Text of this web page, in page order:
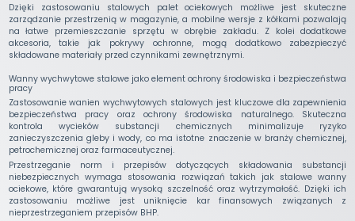
Dzięki zastosowaniu stalowych palet ociekowych możliwe jest skuteczne
zarządzanie przestrzenią w magazynie, a mobilne wersje z kółkami pozwalają
na łatwe przemieszczanie sprzętu w obrębie zakładu. Z kolei dodatkowe
akcesoria, takie jak pokrywy ochronne, mogą dodatkowo zabezpieczyć
składowane materiały przed czynnikami zewnętrznymi.
Wanny wychwytowe stalowe jako element ochrony środowiska i bezpieczeństwa
pracy
Zastosowanie wanien wychwytowych stalowych jest kluczowe dla zapewnienia
bezpieczeństwa pracy oraz ochrony środowiska naturalnego. Skuteczna
kontrola wycieków substancji chemicznych minimalizuje ryzyko
zanieczyszczenia gleby i wody, co ma istotne znaczenie w branży chemicznej,
petrochemicznej oraz farmaceutycznej.
Przestrzeganie norm i przepisów dotyczących składowania substancji
niebezpiecznych wymaga stosowania rozwiązań takich jak stalowe wanny
ociekowe, które gwarantują wysoką szczelność oraz wytrzymałość. Dzięki ich
zastosowaniu możliwe jest uniknięcie kar finansowych związanych z
nieprzestrzeganiem przepisów BHP.